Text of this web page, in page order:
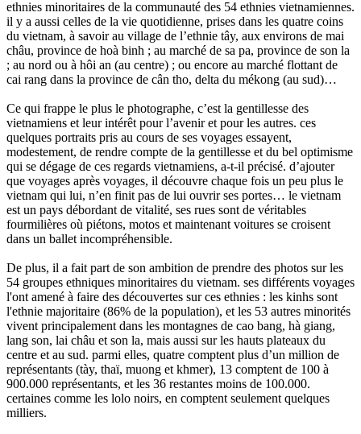
ethnies minoritaires de la communauté des 54 ethnies vietnamiennes.
il y a aussi celles de la vie quotidienne, prises dans les quatre coins
du vietnam, à savoir au village de l’ethnie tây, aux environs de mai
châu, province de hoà binh ; au marché de sa pa, province de son la
; au nord ou à hôi an (au centre) ; ou encore au marché flottant de
cai rang dans la province de cân tho, delta du mékong (au sud)…
Ce qui frappe le plus le photographe, c’est la gentillesse des
vietnamiens et leur intérêt pour l’avenir et pour les autres. ces
quelques portraits pris au cours de ses voyages essayent,
modestement, de rendre compte de la gentillesse et du bel optimisme
qui se dégage de ces regards vietnamiens, a-t-il précisé. d’ajouter
que voyages après voyages, il découvre chaque fois un peu plus le
vietnam qui lui, n’en finit pas de lui ouvrir ses portes… le vietnam
est un pays débordant de vitalité, ses rues sont de véritables
fourmilières où piétons, motos et maintenant voitures se croisent
dans un ballet incompréhensible.
De plus, il a fait part de son ambition de prendre des photos sur les
54 groupes ethniques minoritaires du vietnam. ses différents voyages
l'ont amené à faire des découvertes sur ces ethnies : les kinhs sont
l'ethnie majoritaire (86% de la population), et les 53 autres minorités
vivent principalement dans les montagnes de cao bang, hà giang,
lang son, lai châu et son la, mais aussi sur les hauts plateaux du
centre et au sud. parmi elles, quatre comptent plus d’un million de
représentants (tày, thaï, muong et khmer), 13 comptent de 100 à
900.000 représentants, et les 36 restantes moins de 100.000.
certaines comme les lolo noirs, en comptent seulement quelques
milliers.